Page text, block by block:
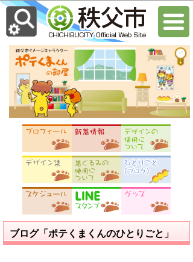
ブログ「ポテくまくんのひとりごと」